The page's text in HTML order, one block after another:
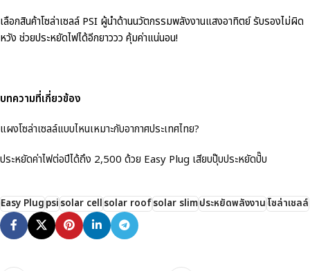
เลือกสินค้าโซล่าเซลล์ PSI ผู้นำด้านนวัตกรรมพลังงานแสงอาทิตย์ รับรองไม่ผิด
หวัง ช่วยประหยัดไฟได้อีกยาววว คุ้มค่าแน่นอน!
บทความที่เกี่ยวข้อง
แผงโซล่าเซลล์แบบไหนเหมาะกับอากาศประเทศไทย?
ประหยัดค่าไฟต่อปีได้ถึง 2,500 ด้วย Easy Plug เสียบปุ๊บประหยัดปั๊บ
Easy Plugpsisolar cellsolar roofsolar slimประหยัดพลังงานโซล่าเชลล์